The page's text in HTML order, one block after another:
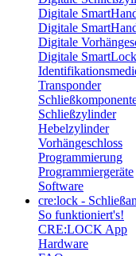
Digitale
Digitale
Digitale
Digitale
Transponder
Schließzylinder
Hebelzylinder
Vorhängeschloss
Programmierung
Programmiergeräte
Software
cre:lock -
So funktioniert's!
CRE:LOCK App
Hardware